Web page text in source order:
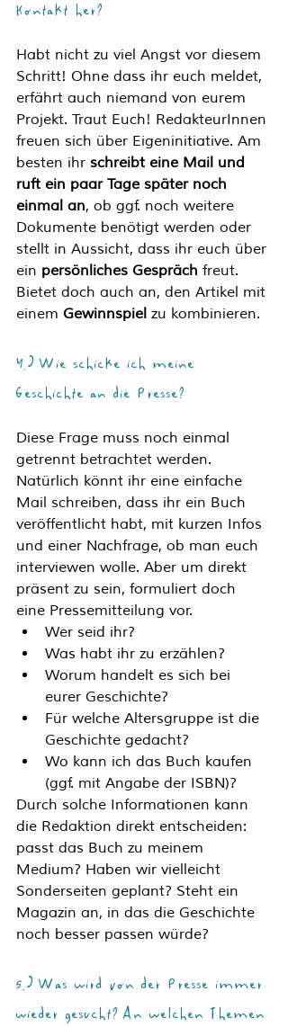
Kontakt her?
Habt nicht zu viel Angst vor diesem
Schritt! Ohne dass ihr euch meldet,
erfährt auch niemand von eurem
Projekt. Traut Euch! RedakteurInnen
freuen sich über Eigeninitiative. Am
besten ihr schreibt eine Mail und
ruft ein paar Tage später noch
einmal an, ob ggf. noch weitere
Dokumente benötigt werden oder
stellt in Aussicht, dass ihr euch über
ein persönliches Gespräch freut.
Bietet doch auch an, den Artikel mit
einem Gewinnspiel zu kombinieren.
4.) Wie schicke ich meine
Geschichte an die Presse?
Diese Frage muss noch einmal
getrennt betrachtet werden.
Natürlich könnt ihr eine einfache
Mail schreiben, dass ihr ein Buch
veröffentlicht habt, mit kurzen Infos
und einer Nachfrage, ob man euch
interviewen wolle. Aber um direkt
präsent zu sein, formuliert doch
eine Pressemitteilung vor.
Wer seid ihr?
Was habt ihr zu erzählen?
Worum handelt es sich bei
eurer Geschichte?
Für welche Altersgruppe ist die
Geschichte gedacht?
Wo kann ich das Buch kaufen
(ggf. mit Angabe der ISBN)?
Durch solche Informationen kann
die Redaktion direkt entscheiden:
passt das Buch zu meinem
Medium? Haben wir vielleicht
Sonderseiten geplant? Steht ein
Magazin an, in das die Geschichte
noch besser passen würde?
5.) Was wird von der Presse immer
wieder gesucht? An welchen Themen